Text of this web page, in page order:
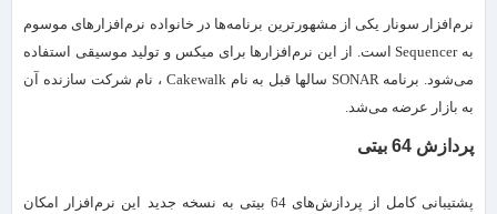
نرم‌افزار سونار یکی از مشهورترین برنامه‌ها در خانواده نرم‌افزارهای موسوم
به Sequencer است. از این نرم‌افزارها برای میکس و تولید موسیقی استفاده
می‌شود. برنامه SONAR سالها قبل به نام Cakewalk ، نام شرکت سازنده آن
به بازار عرضه می‌شد.
پردازش 64 بیتی
پشتیبانی کامل از پردازش‌های 64 بیتی به نسخه جدید این نرم‌افزار امکان